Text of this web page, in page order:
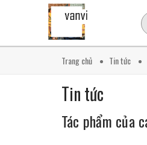
Trang chủ Tin tức
Tin tức
Tác phẩm của